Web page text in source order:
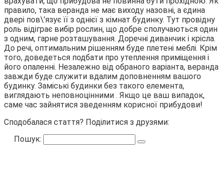
правило, така веранда не має виходу назовні, а єдина
двері пов\’язує її з однієї з кімнат будинку. Тут провідну
роль відіграє вибір рослин, що добре сполучаються один
з одним, гарне розташування. Доречні диванчик і крісла.
До речі, оптимальним рішенням буде плетені меблі. Крім
того, доведеться подбати про утеплення приміщення і
його опаленні. Незалежно від обраного варіанта, веранда
завжди буде служити вдалим доповненням вашого
будинку. Заміські будинки без такого елемента,
виглядають неповноцінними . Якщо це ваш випадок,
саме час зайнятися зведенням корисної прибудови!
Сподобалася стаття? Поділитися з друзями:
Пошук: